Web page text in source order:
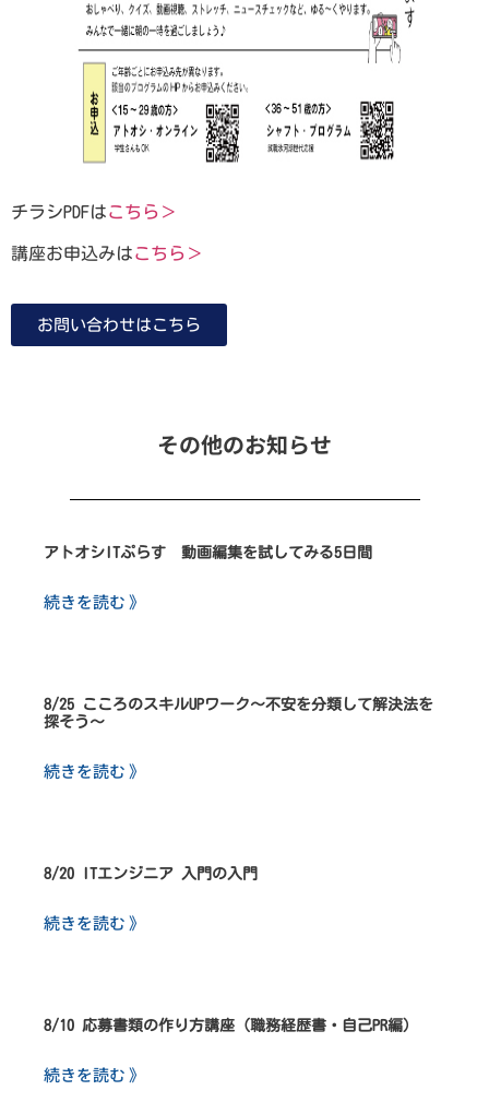
チラシPDFはこちら＞
講座お申込みはこちら＞
お問い合わせはこちら
その他のお知らせ
アトオシITぷらす 動画編集を試してみる5日間
続きを読む 》
8/25 こころのスキルUPワーク～不安を分類して解決法を
探そう～
続きを読む 》
8/20 ITエンジニア 入門の入門
続きを読む 》
8/10 応募書類の作り方講座（職務経歴書・自己PR編）
続きを読む 》